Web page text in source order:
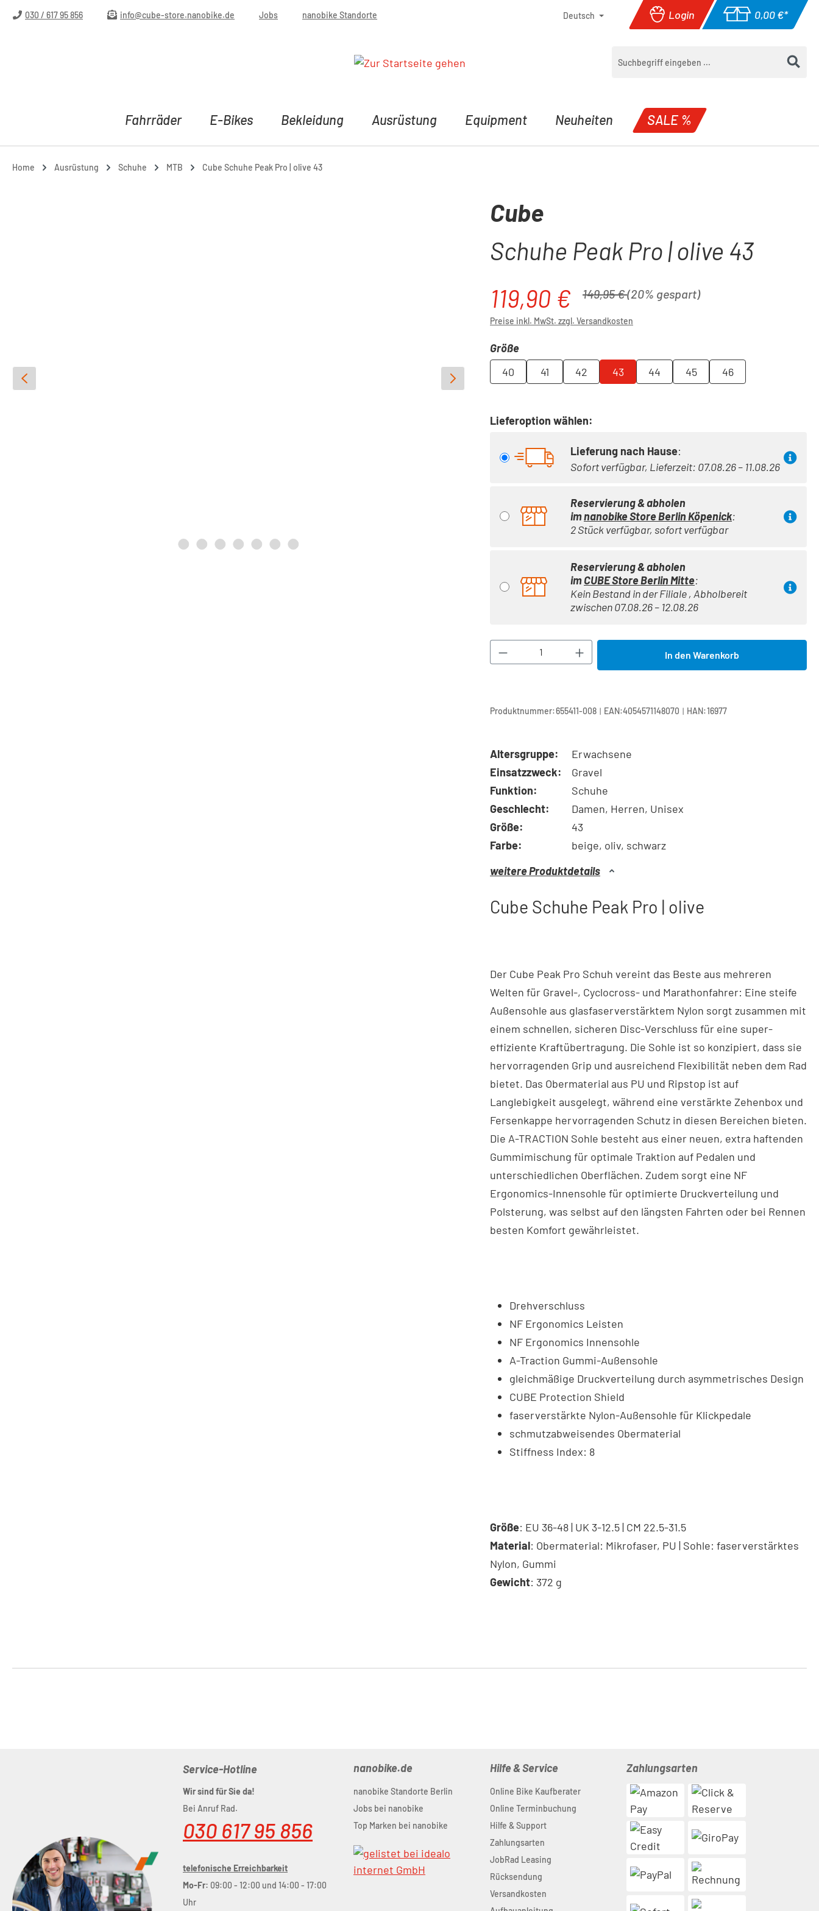
Hauptinhalt springen
Zur Suche springen
Zur Hauptnavigation springen
030 / 617 95 856 info@cube-store.nanobike.de Jobs nanobike Standorte Deutsch Login 0,00 €*
Warenkorb
Fahrräder E-Bikes Bekleidung Ausrüstung Equipment Neuheiten SALE %
Home Ausrüstung Schuhe MTB Cube Schuhe Peak Pro | olive 43
Cube
Schuhe Peak Pro | olive 43
Verkaufspreis:
119,90 € Regulärer Preis:
149,95 €(20% gespart)
Preise inkl. MwSt. zzgl. Versandkosten
Größeauswählen
40
41 42 43 44 45 46
Lieferoption wählen:
Lieferung nach Hause:
Sofort verfügbar, Lieferzeit: 07.08.26 – 11.08.26
Reservierung & abholen
imnanobike Store Berlin Köpenick:
2 Stück verfügbar, sofort verfügbar
Reservierung & abholen
imCUBE Store Berlin Mitte:
Kein Bestand in der Filiale , Abholbereit
zwischen 07.08.26 – 12.08.26
Produkt Anzahl: Gib den gewünschten Wert ein
In den Warenkorb
Produktnummer:655411-008 | EAN:4054571148070 | HAN:16977
Altersgruppe:
Erwachsene
Einsatzzweck:
Gravel
Funktion:
Schuhe
Geschlecht:
Damen, Herren, Unisex
Größe:
43
Farbe:
beige, oliv, schwarz
weitere Produktdetails
Cube Schuhe Peak Pro | olive
Der Cube Peak Pro Schuh vereint das Beste aus mehreren
Welten für Gravel-, Cyclocross- und Marathonfahrer: Eine steife
Außensohle aus glasfaserverstärktem Nylon sorgt zusammen mit
einem schnellen, sicheren Disc-Verschluss für eine super-
effiziente Kraftübertragung. Die Sohle ist so konzipiert, dass sie
hervorragenden Grip und ausreichend Flexibilität neben dem Rad
bietet. Das Obermaterial aus PU und Ripstop ist auf
Langlebigkeit ausgelegt, während eine verstärkte Zehenbox und
Fersenkappe hervorragenden Schutz in diesen Bereichen bieten.
Die A-TRACTION Sohle besteht aus einer neuen, extra haftenden
Gummimischung für optimale Traktion auf Pedalen und
unterschiedlichen Oberflächen. Zudem sorgt eine NF
Ergonomics-Innensohle für optimierte Druckverteilung und
Polsterung, was selbst auf den längsten Fahrten oder bei Rennen
besten Komfort gewährleistet.
Drehverschluss
NF Ergonomics Leisten
NF Ergonomics Innensohle
A-Traction Gummi-Außensohle
gleichmäßige Druckverteilung durch asymmetrisches Design
CUBE Protection Shield
faserverstärkte Nylon-Außensohle für Klickpedale
schmutzabweisendes Obermaterial
Stiffness Index: 8
Größe: EU 36-48 | UK 3-12.5 | CM 22.5-31.5
Material: Obermaterial: Mikrofaser, PU | Sohle: faserverstärktes
Nylon, Gummi
Gewicht: 372 g
Service-Hotline
Wir sind für Sie da!
Bei Anruf Rad.
030 617 95 856
telefonische Erreichbarkeit
Mo-Fr: 09:00 - 12:00 und 14:00 - 17:00
Uhr
nanobike.de
nanobike Standorte Berlin
Jobs bei nanobike
Top Marken bei nanobike
Hilfe & Service
Online Bike Kaufberater
Online Terminbuchung
Hilfe & Support
Zahlungsarten
JobRad Leasing
Rücksendung
Versandkosten
Zahlungsarten